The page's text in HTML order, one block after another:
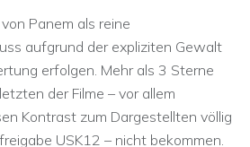
Panem als reine
aufgrund der expliziten Gewalt
erfolgen. Mehr als 3 Sterne
der Filme – vor allem
Kontrast zum Dargestellten völlig
USK12 – nicht bekommen.